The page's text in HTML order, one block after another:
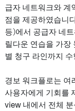
급자 네트워크와 계
점을 제공하였습니
등)에서 공급자 네
릴다운 연습을 가
별 청구 라인까지
경보 워크플로는 여
사용자에게 기회를
view 내에서 전체 분